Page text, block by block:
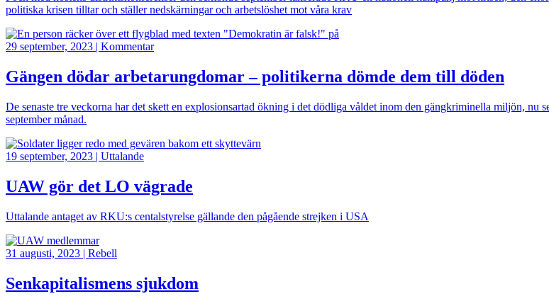
politiska krisen tilltar och ställer nedskärningar och arbetslöshet mot våra krav
Bild
29 september, 2023 | Kommentar
Gängen dödar arbetarungdomar – politikerna dömde dem till döden
De senaste tre veckorna har det skett en explosionsartad ökning i det dödliga våldet inom den gängkriminella miljön, nu
september månad.
Bild
19 september, 2023 | Uttalande
UAW gör det LO vägrade
Uttalande antaget av RKU:s centalstyrelse gällande den pågående strejken i USA
Bild
31 augusti, 2023 | Rebell
Senkapitalismens sjukdom